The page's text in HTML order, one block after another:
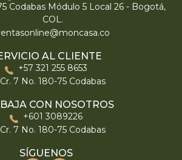
Codabas Módulo 5 Local 26 - Bogotá,
COL.
AL CLIENTE
+57 321 255 8653
Cr. 7 No. 180-75 Codabas
CON NOSOTROS
+601 3089226
Cr. 7 No. 180-75 Codabas
SÍGUENOS